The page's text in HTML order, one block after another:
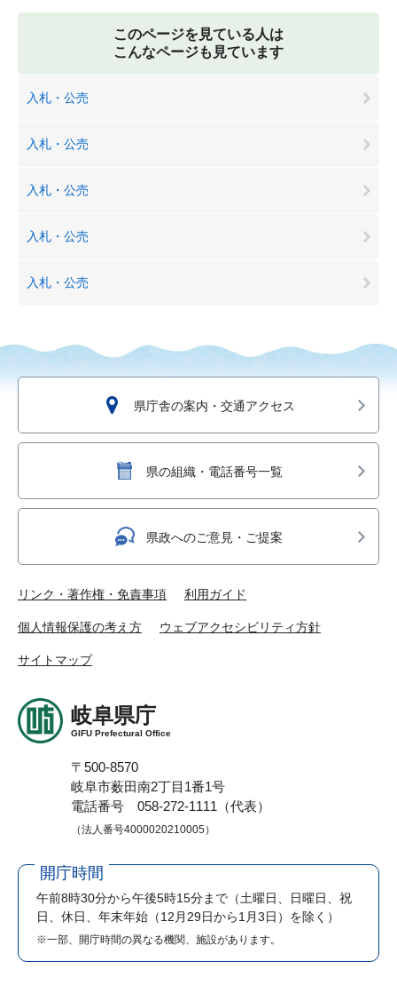
このページを見ている人は
こんなページも見ています
入札・公売
入札・公売
入札・公売
入札・公売
入札・公売
県庁舎の案内・交通アクセス
県の組織・電話番号一覧
県政へのご意見・ご提案
リンク・著作権・免責事項 利用ガイド
個人情報保護の考え方 ウェブアクセシビリティ方針
サイトマップ
岐阜県庁
GIFU Prefectural Office
〒500-8570
岐阜市薮田南2丁目1番1号
電話番号 058-272-1111（代表）
（法人番号4000020210005）
開庁時間
午前8時30分から午後5時15分まで （土曜日、日曜日、祝
日、休日、年末年始（12月29日から1月3日）を除く）
※一部、開庁時間の異なる機関、施設があります。